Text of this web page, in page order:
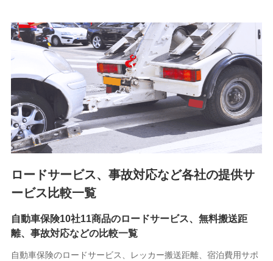
7.社員（従業者）の個人情報
人事･勤怠･健康・労務等の管理、給与支給、福利厚生・採用
退職関連処理等の各種手続きのため、当社と従業員または従
業員同士の連絡のため
8.取引先個人情報
取引先としての選定業務、営業情報の提供業務、契約締結手
続き業務、取引管理業務、およびこれらに準ずる業務の遂行
のため
9.お問い合わせ情報
各種お問い合わせに対応するため
10.受託業務の 個人情報
受託業務の遂行およびこれらに準ずる業務の遂行のため
ロードサービス、事故対応など各社の提供サ
ービス比較一覧
自動車保険10社11商品のロードサービス、無料搬送距
離、事故対応などの比較一覧
自動車保険のロードサービス、レッカー搬送距離、宿泊費用サポ